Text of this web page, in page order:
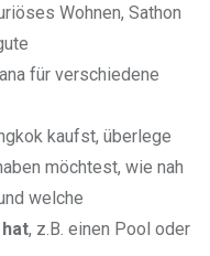
Wohnen, Sathon
für verschiedene
kaufst, überlege
möchtest, wie nah
welche
, z.B. einen Pool oder